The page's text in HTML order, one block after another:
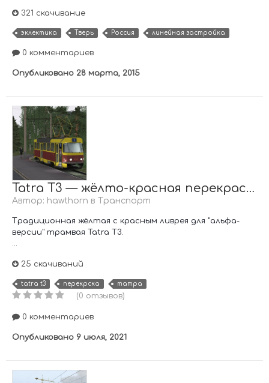
321 скачивание
эклектика Тверь Россия линейная застройка
0 комментариев
Опубликовано 28 марта, 2015
Tatra T3 — жёлто-красная перекраска
Автор: hawthorn в Транспорт
Традиционная жёлтая с красным ливрея для "альфа-
версии" трамвая Tatra T3.
25 скачиваний
tatra t3 перекрска татра
(0 отзывов)
0 комментариев
Опубликовано 9 июля, 2021